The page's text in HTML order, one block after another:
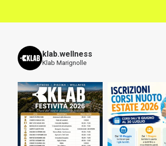
klab.wellness
Klab Marignolle